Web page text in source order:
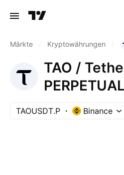
Märkte Kryptowährungen
TAO /
TAOUSDT.P Binance